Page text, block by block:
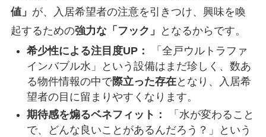
値」 が、入居希望者の注意を引きつけ、興味を喚
起するための強力な「フック」
となるからです。
希少性による注目度UP：
「全戸ウルトラファ
インバブル水」という設備はまだ珍しく、数あ
る物件情報の中で際立った存在となり、入居希
望者の目に留まりやすくなります。
期待感を煽るベネフィット：
「水が変わること
で、どんな良いことがあるんだろう？」という